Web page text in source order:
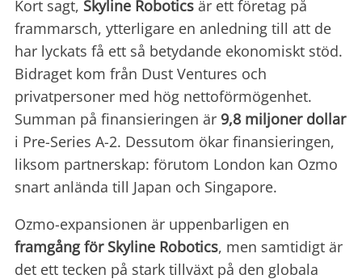
Kort sagt, Skyline Robotics är ett företag på
frammarsch, ytterligare en anledning till att de
har lyckats få ett så betydande ekonomiskt stöd.
Bidraget kom från Dust Ventures och
privatpersoner med hög nettoförmögenhet.
Summan på finansieringen är 9,8 miljoner dollar
i Pre-Series A-2. Dessutom ökar finansieringen,
liksom partnerskap: förutom London kan Ozmo
snart anlända till Japan och Singapore.
Ozmo-expansionen är uppenbarligen en
framgång för Skyline Robotics, men samtidigt är
det ett tecken på stark tillväxt på den globala